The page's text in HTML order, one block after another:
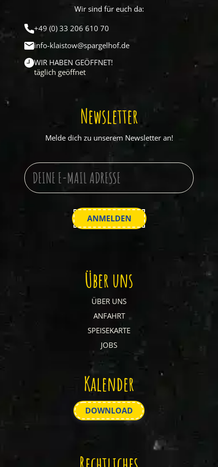
Wir sind für euch da:
+49 (0) 33 206 610 70
info-klaistow@spargelhof.de
WIR HABEN GEÖFFNET!
täglich geöffnet
Newsletter
Melde dich zu unserem Newsletter an!
Über uns
ÜBER UNS
ANFAHRT
SPEISEKARTE
JOBS
Kalender
DOWNLOAD